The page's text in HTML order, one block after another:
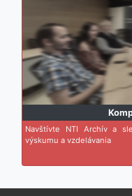
Navštívte NTI Archív a
výskumu a vzdelávania